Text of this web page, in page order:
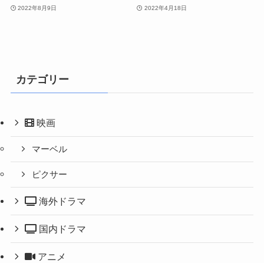
2022年8月9日 2022年4月18日
カテゴリー
映画
マーベル
ピクサー
海外ドラマ
国内ドラマ
アニメ